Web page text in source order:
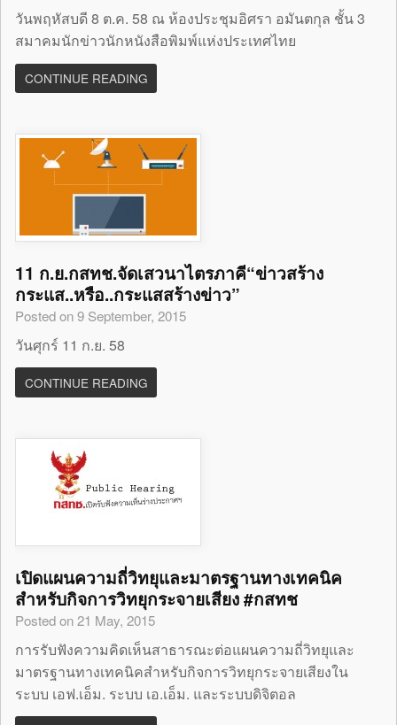
วันพฤหัสบดี 8 ต.ค. 58 ณ ห้องประชุมอิศรา อมันตกุล ชั้น 3
สมาคมนักข่าวนักหนังสือพิมพ์แห่งประเทศไทย
CONTINUE READING
11 ก.ย.กสทช.จัดเสวนาไตรภาคี“ข่าวสร้าง
กระแส..หรือ..กระแสสร้างข่าว”
Posted on 9 September, 2015
วันศุกร์ 11 ก.ย. 58
CONTINUE READING
เปิดแผนความถี่วิทยุและมาตรฐานทางเทคนิค
สำหรับกิจการวิทยุกระจายเสียง #กสทช
Posted on 21 May, 2015
การรับฟังความคิดเห็นสาธารณะต่อแผนความถี่วิทยุและ
มาตรฐานทางเทคนิคสำหรับกิจการวิทยุกระจายเสียงใน
ระบบ เอฟ.เอ็ม. ระบบ เอ.เอ็ม. และระบบดิจิตอล